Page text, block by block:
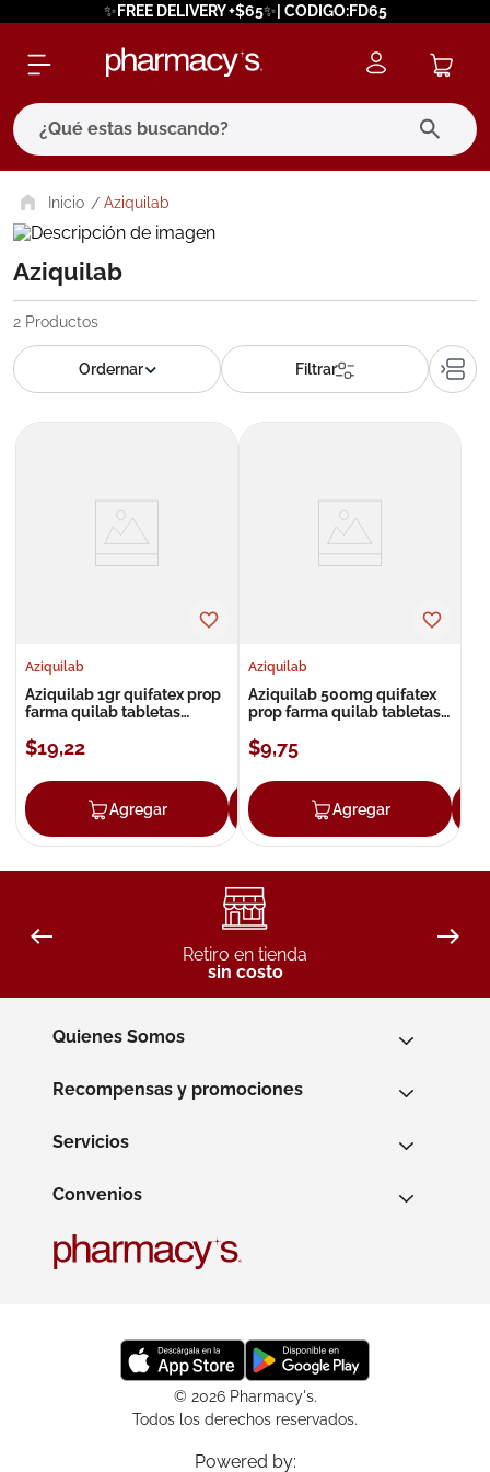
✨FREE DELIVERY +$65✨| CODIGO:FD65
¿Qué estas buscando?
Aziquilab
Aziquilab
2 Productos
Aziquilab
Aziquilab 1gr quifatex prop
farma quilab tabletas
$19,22
Agregar Agregar
Aziquilab
Aziquilab 500mg quifatex
prop farma quilab tabletas
$9,75
Agregar
Retiro en tienda
sin costo
Quienes Somos
Recompensas y promociones
Servicios
Convenios
© 2026 Pharmacy's.
Todos los derechos reservados.
Powered by:
términos más buscados
1. eucerin
2. protector solar
3. bioderma
5. cerave
roche posay
nivea